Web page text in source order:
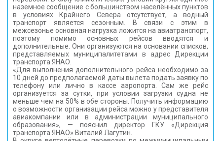
наземное сообщение с большинством населённых пунктов
в условиях Крайнего Севера отсутствует, а водный
транспорт является сезонным. В связи с этим в
межсезонье основная нагрузка ложится на авиатранспорт,
поэтому помимо основных рейсов вводятся и
дополнительные. Они организуются на основании списков,
представляемых муниципалитетами в адрес Дирекции
транспорта ЯНАО.
«Для выполнения дополнительного рейса необходимо за
10 дней до предполагаемой даты вылета подать заявку по
телефону или лично в кассе аэропорта. Сам же рейс
организуется за сутки, при условии загрузки судна не
меньше чем на 50% в обе стороны. Получить информацию
о возможности организации рейса можно у представителя
авиакомпании или в администрации муниципального
образования», — пояснил директор ГКУ «Дирекция
транспорта ЯНАО» Виталий Лагутин.